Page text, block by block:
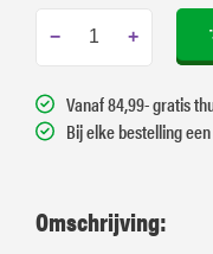
− +
Vanaf 84,99- gratis
Bij elke bestelling
Omschrijving: